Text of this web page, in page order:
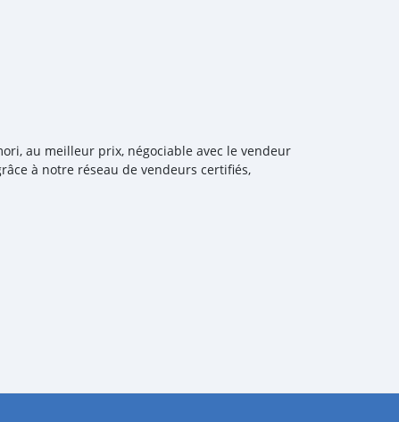
au meilleur prix, négociable avec le vendeur
à notre réseau de vendeurs certifiés,